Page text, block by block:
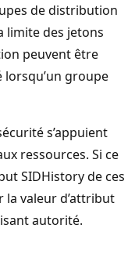
de distribution
limite des jetons
peuvent être
groupe
s’appuient
ressources. Si ce
SIDHistory de ces
la valeur d’attribut
autorité.